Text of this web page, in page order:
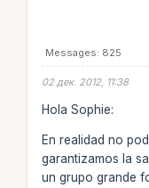
Messages: 825
02 дек. 2012, 11:38
Hola Sophie:
En realidad no
garantizamos la
un grupo grande